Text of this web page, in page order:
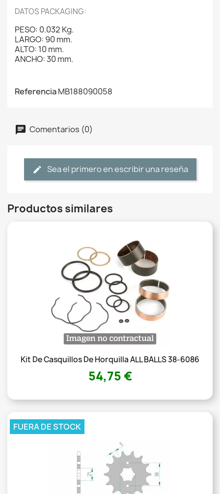
DATOS PACKAGING:
PESO: 0.032 Kg.
LARGO: 90 mm.
ALTO: 10 mm.
ANCHO: 30 mm.
ReferenciaMB188090058
Comentarios (0)
Sea el primero en escribir una reseña
Productos similares
Kit De Casquillos De Horquilla ALL BALLS 38-6086
54,75 €
FUERA DE STOCK